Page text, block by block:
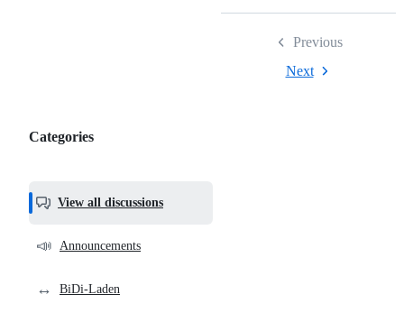
Categories,
helpful,
and
community
Categories
View all discussions
📣 Announcements
↔️ BiDi-Laden
Previous
Next